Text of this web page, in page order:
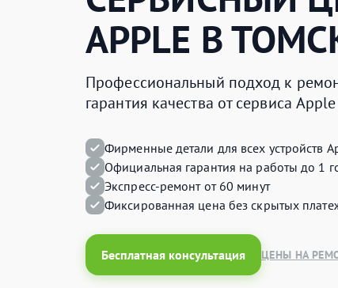
APPLE В
Профессиональный подход к
гарантия качества от сервиса
Фирменные детали для всех устройств
Официальная гарантия на работы до 1
Экспресс-ремонт от 60 минут
Фиксированная цена без скрытых
Бесплатная консультация ЦЕНЫ НА